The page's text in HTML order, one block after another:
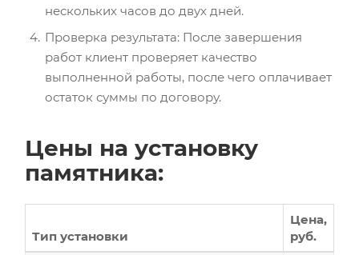
нескольких часов до двух дней.
Проверка результата: После завершения
работ клиент проверяет качество
выполненной работы, после чего оплачивает
остаток суммы по договору.
Цены на установку
памятника:
Тип установки
Цена,
руб.